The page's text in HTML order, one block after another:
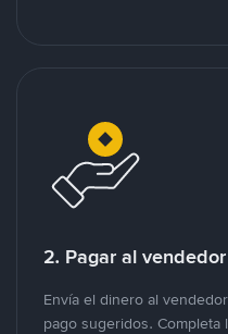
2. Pagar al vendedor
Envía el dinero al
pago sugeridos. Completa